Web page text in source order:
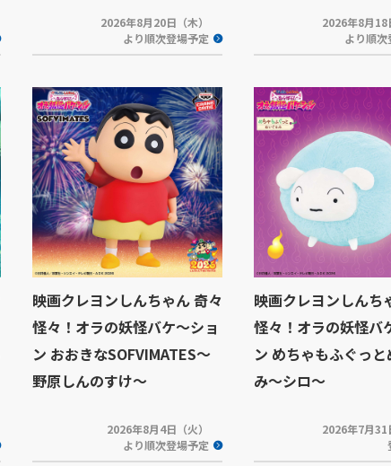
2026年8月20日（木）
より順次登場予定
2026年8月18
より順次
映画クレヨンしんちゃん 奇々
怪々！オラの妖怪バケ～ショ
ン おおきなSOFVIMATES～
野原しんのすけ～
2026年8月4日（火）
より順次登場予定
映画クレヨンしんち
怪々！オラの妖怪バ
ン めちゃもふぐっと
み～シロ～
2026年7月31